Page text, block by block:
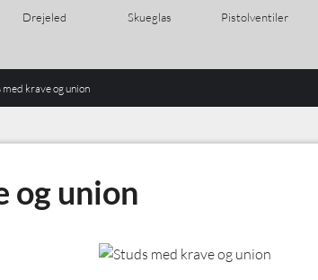
Drejeled Skueglas Pistolventiler
med krave og union
og union